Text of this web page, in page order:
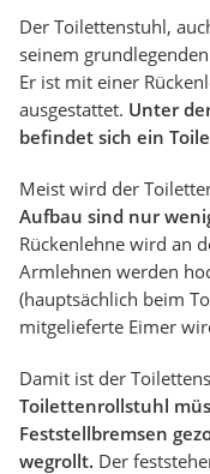
Der Toilettenstuhl,
seinem
Er ist mit einer
ausgestattet. Unter
befindet sich ein
Meist wird der
Aufbau sind nur
Rückenlehne wird an
Armlehnen werden
(hauptsächlich beim
mitgelieferte Eimer
Damit ist der
Toilettenrollstuhl
Feststellbremsen
wegrollt. Der